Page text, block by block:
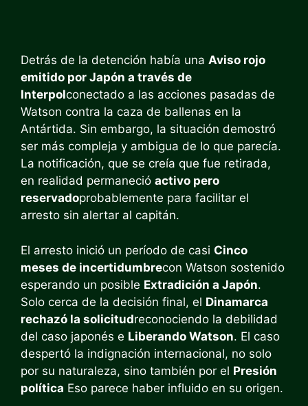
Detrás de la detención había una Aviso rojo
emitido por Japón a través de
Interpolconectado a las acciones pasadas de
Watson contra la caza de ballenas en la
Antártida. Sin embargo, la situación demostró
ser más compleja y ambigua de lo que parecía.
La notificación, que se creía que fue retirada,
en realidad permaneció activo pero
reservadoprobablemente para facilitar el
arresto sin alertar al capitán.
El arresto inició un período de casi Cinco
meses de incertidumbrecon Watson sostenido
esperando un posible Extradición a Japón.
Solo cerca de la decisión final, el Dinamarca
rechazó la solicitudreconociendo la debilidad
del caso japonés e Liberando Watson. El caso
despertó la indignación internacional, no solo
por su naturaleza, sino también por el Presión
política Eso parece haber influido en su origen.